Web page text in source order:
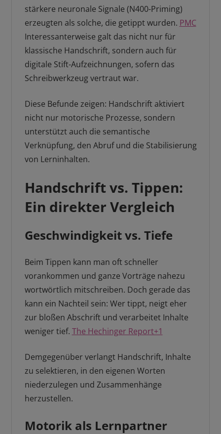
stärkere neuronale Signale (N400-Priming)
erzeugten als solche, die getippt wurden. PMC
Interessanterweise galt das nicht nur für
klassische Handschrift, sondern auch für
digitale Stift-Aufzeichnungen, sofern das
Schreibwerkzeug vertraut war.
Diese Befunde zeigen: Handschrift aktiviert
nicht nur motorische Prozesse, sondern
unterstützt auch die semantische
Verknüpfung, den Abruf und die Stabilisierung
von Lerninhalten.
Handschrift vs. Tippen:
Ein direkter Vergleich
Geschwindigkeit vs. Tiefe
Beim Tippen kann man oft schneller
vorankommen und ganze Vorträge nahezu
wortwörtlich mitschreiben. Doch gerade das
kann ein Nachteil sein: Wer tippt, neigt eher
zur bloßen Abschrift und verarbeitet Inhalte
weniger tief. The Hechinger Report+1
Demgegenüber verlangt Handschrift, Inhalte
zu selektieren, in den eigenen Worten
niederzulegen und Zusammenhänge
herzustellen.
Motorik als Lernpartner